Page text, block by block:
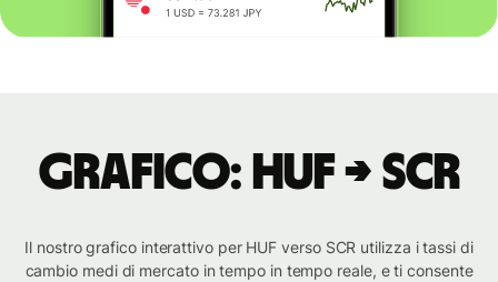
Grafico: HUF → SCR
Il nostro grafico interattivo per HUF verso SCR utilizza i tassi di
cambio medi di mercato in tempo in tempo reale, e ti consente